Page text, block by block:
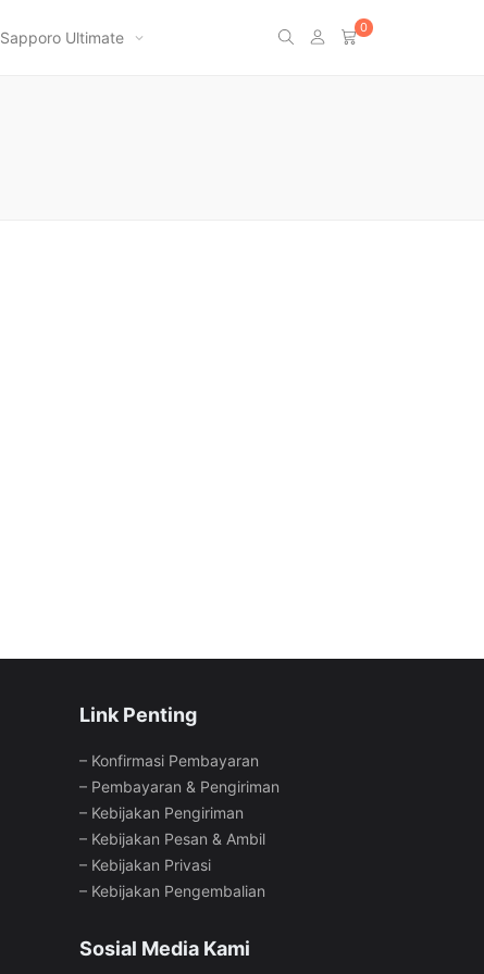
Sapporo Ultimate
0
Link Penting
– Konfirmasi Pembayaran
– Pembayaran & Pengiriman
– Kebijakan Pengiriman
– Kebijakan Pesan & Ambil
– Kebijakan Privasi
– Kebijakan Pengembalian
Sosial Media Kami